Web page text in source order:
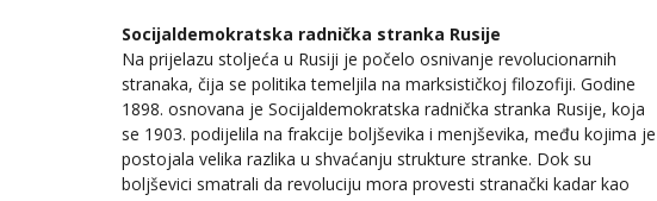
Socijaldemokratska radnička stranka Rusije
Na prijelazu stoljeća u Rusiji je počelo osnivanje revolucionarnih
stranaka, čija se politika temeljila na marksističkoj filozofiji. Godine
1898. osnovana je Socijaldemokratska radnička stranka Rusije, koja
se 1903. podijelila na frakcije boljševika i menjševika, među kojima je
postojala velika razlika u shvaćanju strukture stranke. Dok su
boljševici smatrali da revoluciju mora provesti stranački kadar kao